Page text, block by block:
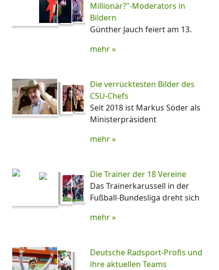
Millionär?"-Moderators in
Bildern
Günther Jauch feiert am 13.
mehr »
Die verrücktesten Bilder des
CSU-Chefs
Seit 2018 ist Markus Söder als
Ministerpräsident
mehr »
Die Trainer der 18 Vereine
Das Trainerkarussell in der
Fußball-Bundesliga dreht sich
mehr »
Deutsche Radsport-Profis und
ihre aktuellen Teams